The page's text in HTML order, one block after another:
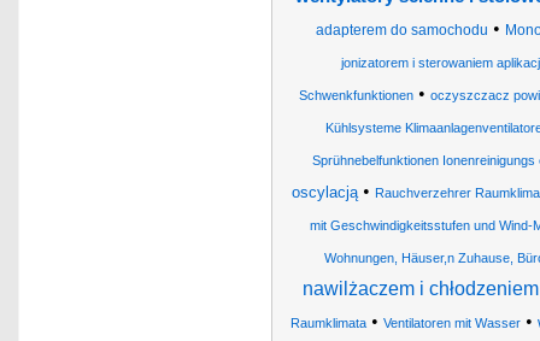
adapterem do samochodu •
jonizatorem i sterowaniem
Schwenkfunktionen • oczyszczacz
Kühlsysteme
Sprühnebelfunktionen
oscylacją• Rauchverzehrer
mit Geschwindigkeitsstufen und Wind-
Wohnungen, Häuser,n Zuhause,
nawilżaczem i
Raumklimata • Ventilatoren mit Wasser •